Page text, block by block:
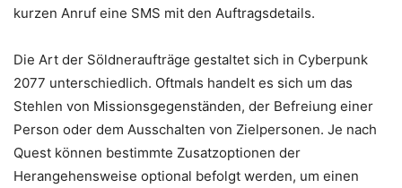
kurzen Anruf eine SMS mit den Auftragsdetails.
Die Art der Söldneraufträge gestaltet sich in Cyberpunk
2077 unterschiedlich. Oftmals handelt es sich um das
Stehlen von Missionsgegenständen, der Befreiung einer
Person oder dem Ausschalten von Zielpersonen. Je nach
Quest können bestimmte Zusatzoptionen der
Herangehensweise optional befolgt werden, um einen